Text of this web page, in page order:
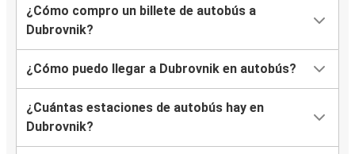
Metković
Dubrovnik
Liubliana
Dubrovnik
Dubrovnik
Neum
¿Cómo compro un billete de autobús a
Dubrovnik?
¿Cómo puedo llegar a Dubrovnik en autobús?
¿Cuántas estaciones de autobús hay en
Dubrovnik?